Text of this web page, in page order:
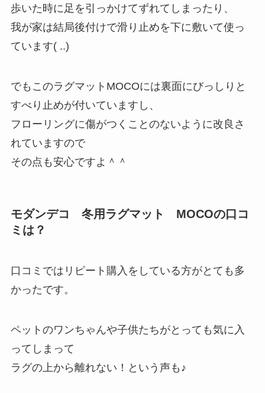
歩いた時に足を引っかけてずれてしまったり、
我が家は結局後付けで滑り止めを下に敷いて使っ
ています( ..)
でもこのラグマットMOCOには裏面にびっしりと
すべり止めが付いていますし、
フローリングに傷がつくことのないように改良さ
れていますので
その点も安心ですよ＾＾
モダンデコ 冬用ラグマット MOCOの口コ
ミは？
口コミではリピート購入をしている方がとても多
かったです。
ペットのワンちゃんや子供たちがとっても気に入
ってしまって
ラグの上から離れない！という声も♪